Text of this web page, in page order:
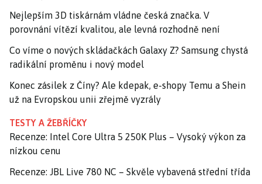
Nejlepším 3D tiskárnám vládne česká značka. V
porovnání vítězí kvalitou, ale levná rozhodně není
Co víme o nových skládačkách Galaxy Z? Samsung chystá
radikální proměnu i nový model
Konec zásilek z Číny? Ale kdepak, e-shopy Temu a Shein
už na Evropskou unii zřejmě vyzrály
TESTY A ŽEBŘÍČKY
Recenze: Intel Core Ultra 5 250K Plus – Vysoký výkon za
nízkou cenu
Recenze: JBL Live 780 NC – Skvěle vybavená střední třída